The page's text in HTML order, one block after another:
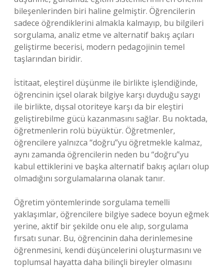
bileşenlerinden biri haline gelmiştir. Öğrencilerin
sadece öğrendiklerini almakla kalmayıp, bu bilgileri
sorgulama, analiz etme ve alternatif bakış açıları
geliştirme becerisi, modern pedagojinin temel
taşlarından biridir.
İstitaat, eleştirel düşünme ile birlikte işlendiğinde,
öğrencinin içsel olarak bilgiye karşı duyduğu saygı
ile birlikte, dışsal otoriteye karşı da bir eleştiri
geliştirebilme gücü kazanmasını sağlar. Bu noktada,
öğretmenlerin rolü büyüktür. Öğretmenler,
öğrencilere yalnızca “doğru”yu öğretmekle kalmaz,
aynı zamanda öğrencilerin neden bu “doğru”yu
kabul ettiklerini ve başka alternatif bakış açıları olup
olmadığını sorgulamalarına olanak tanır.
Öğretim yöntemlerinde sorgulama temelli
yaklaşımlar, öğrencilere bilgiye sadece boyun eğmek
yerine, aktif bir şekilde onu ele alıp, sorgulama
fırsatı sunar. Bu, öğrencinin daha derinlemesine
öğrenmesini, kendi düşüncelerini oluşturmasını ve
toplumsal hayatta daha bilinçli bireyler olmasını